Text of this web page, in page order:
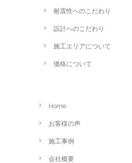
耐震性へのこだわり
設計へのこだわり
施工エリアについて
価格について
Home
お客様の声
施工事例
会社概要